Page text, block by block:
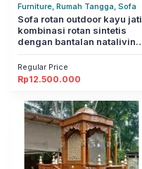
Furniture, Rumah Tangga, Sofa
Sofa rotan outdoor kayu jati
kombinasi rotan sintetis
dengan bantalan nataliving
Regular Price
Rp12.500.000